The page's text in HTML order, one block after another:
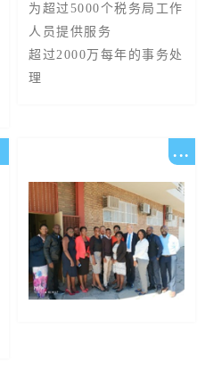
为超过5000个税务局工作
人员提供服务
超过2000万每年的事务处
理
...